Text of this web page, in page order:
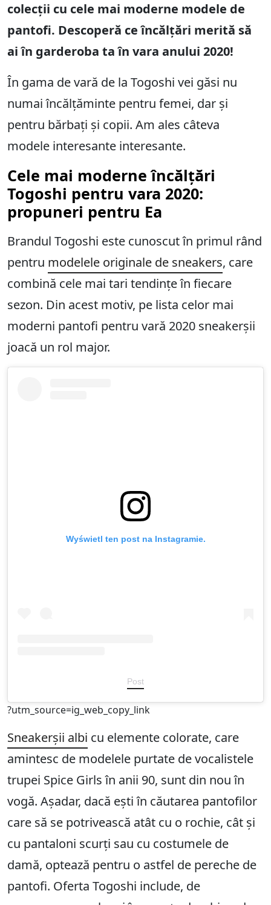
colecții cu cele mai moderne modele de
pantofi. Descoperă ce încălțări merită să
ai în garderoba ta în vara anului 2020!
În gama de vară de la Togoshi vei găsi nu
numai încălțăminte pentru femei, dar și
pentru bărbați și copii. Am ales câteva
modele interesante interesante.
Cele mai moderne încălțări
Togoshi pentru vara 2020:
propuneri pentru Ea
Brandul Togoshi este cunoscut în primul rând
pentru modelele originale de sneakers, care
combină cele mai tari tendințe în fiecare
sezon. Din acest motiv, pe lista celor mai
moderni pantofi pentru vară 2020 sneakerșii
joacă un rol major.
Wyświetl ten post na Instagramie.
Post
?utm_source=ig_web_copy_link
Sneakerșii albi cu elemente colorate, care
amintesc de modelele purtate de vocalistele
trupei Spice Girls în anii 90, sunt din nou în
vogă. Așadar, dacă ești în căutarea pantofilor
care să se potrivească atât cu o rochie, cât și
cu pantaloni scurți sau cu costumele de
damă, optează pentru o astfel de pereche de
pantofi. Oferta Togoshi include, de